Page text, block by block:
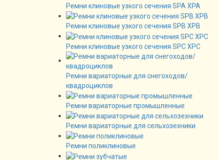
Ремни клиновые узкого сечения SPA XPA
Ремни клиновые узкого сечения SPB XPB
Ремни клиновые узкого сечения SPC XPC
Ремни вариаторные для снегоходов/
квадроциклов
Ремни вариаторные промышленные
Ремни вариаторные для сельхозехники
Ремни поликлиновые